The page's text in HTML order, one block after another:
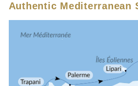
Authentic Mediterranean